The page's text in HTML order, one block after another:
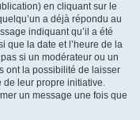
en cliquant sur le
a déjà répondu au
indiquant qu’il a été
que la date et l’heure de la
si un modérateur ou un
ont la possibilité de laisser
de leur propre initiative.
un message une fois que